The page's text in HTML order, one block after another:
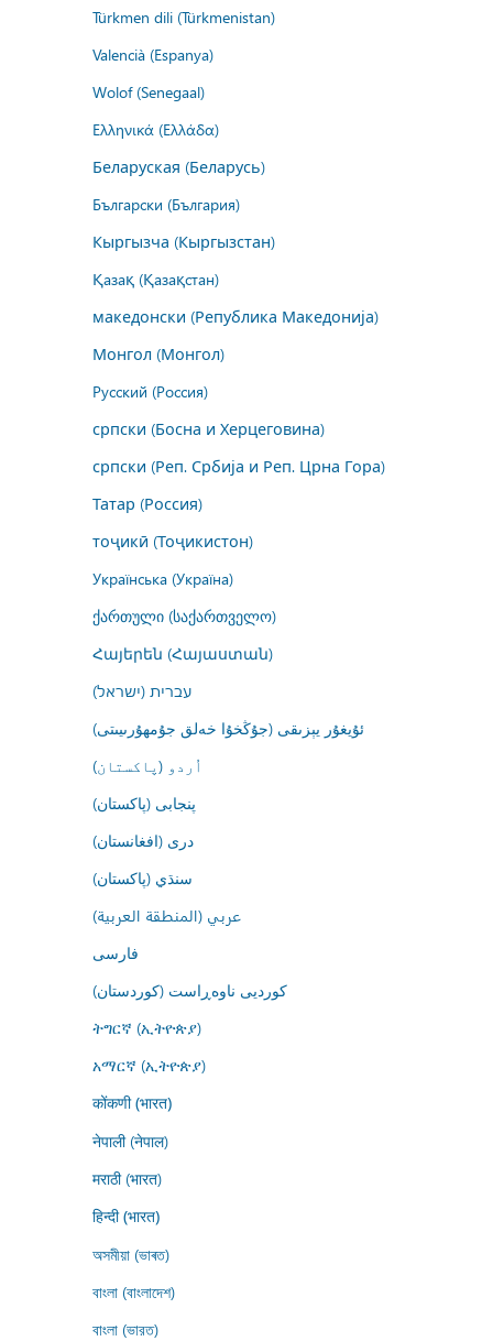
Türkmen dili (Türkmenistan)
Valencià (Espanya)
Wolof (Senegaal)
Ελληνικά (Ελλάδα)
Беларуская (Беларусь)
Български (България)
Кыргызча (Кыргызстан)
Қазақ (Қазақстан)
македонски (Република Македонија)
Монгол (Монгол)
Русский (Россия)
српски (Босна и Херцеговина)
српски (Реп. Србија и Реп. Црна Гора)
Татар (Россия)
тоҷикӣ (Тоҷикистон)
Українська (Україна)
ქართული (საქართველო)
Հայերեն (Հայաստան)
עברית (ישראל)
ئۇيغۇر يېزىقى (جۇڭخۇا خەلق جۇمھۇرىيىتى)
اُردو (پاکستان)
پنجابی (پاکستان)
درى (افغانستان)
سنڌي (پاکستان)
عربي (المنطقة العربية)
فارسى
کوردیی ناوەڕاست (کوردستان)
ትግርኛ (ኢትዮጵያ)
አማርኛ (ኢትዮጵያ)
कोंकणी (भारत)
नेपाली (नेपाल)
मराठी (भारत)
हिन्दी (भारत)
অসমীয়া (ভাৰত)
বাংলা (বাংলাদেশ)
বাংলা (ভারত)